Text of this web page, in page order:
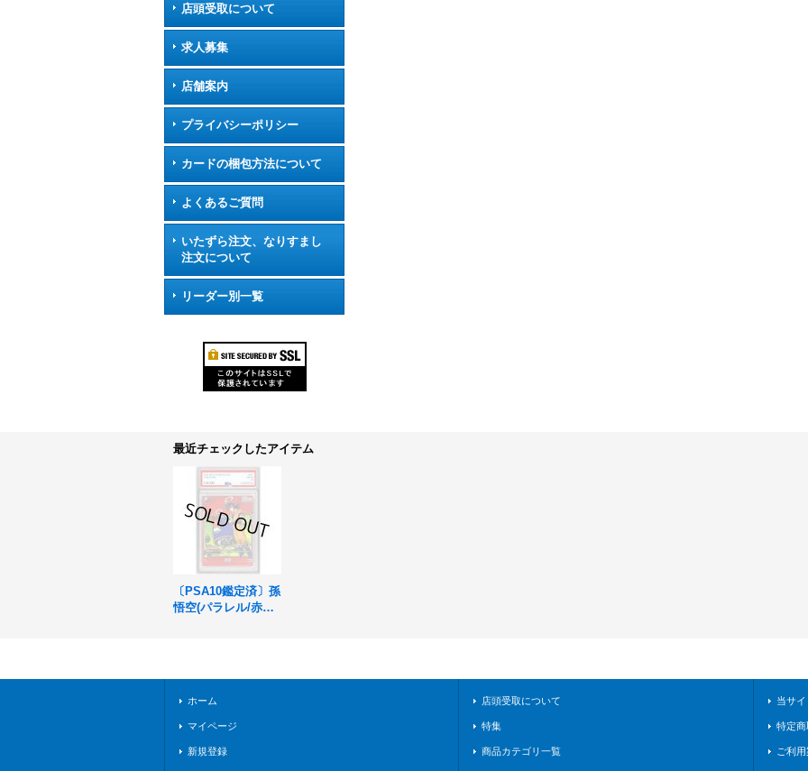
店頭受取について
求人募集
店舗案内
プライバシーポリシー
カードの梱包方法について
よくあるご質問
いたずら注文、なりすまし
注文について
リーダー別一覧
最近チェックしたアイテム
〔PSA10鑑定済〕孫
悟空(パラレル/赤背
ホーム
マイページ
新規登録
店頭受取について
特集
商品カテゴリ一覧
当サ
特定
ご利